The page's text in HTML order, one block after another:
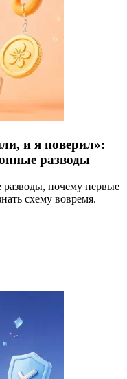
и я поверил»:
разводы
почему первые
схему вовремя.